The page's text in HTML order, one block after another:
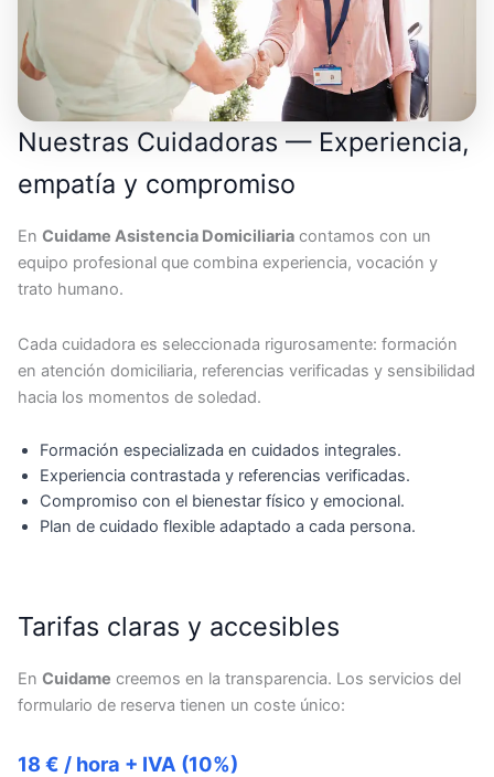
Nuestras Cuidadoras — Experiencia,
empatía y compromiso
En Cuidame Asistencia Domiciliaria contamos con un
equipo profesional que combina experiencia, vocación y
trato humano.
Cada cuidadora es seleccionada rigurosamente: formación
en atención domiciliaria, referencias verificadas y sensibilidad
hacia los momentos de soledad.
Formación especializada en cuidados integrales.
Experiencia contrastada y referencias verificadas.
Compromiso con el bienestar físico y emocional.
Plan de cuidado flexible adaptado a cada persona.
Tarifas claras y accesibles
En Cuidame creemos en la transparencia. Los servicios del
formulario de reserva tienen un coste único:
18 € / hora + IVA (10%)